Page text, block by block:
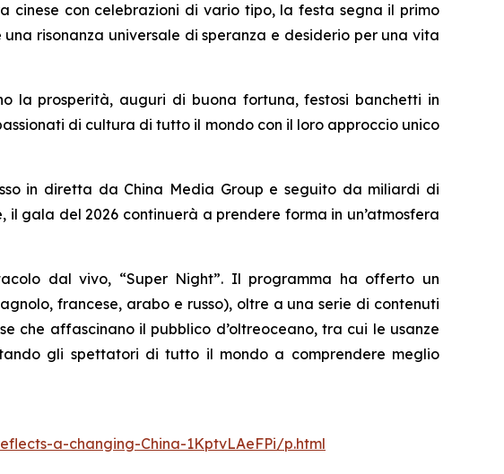
cinese con celebrazioni di vario tipo, la festa segna il primo
risonanza universale di speranza e desiderio per una vita
la prosperità, auguri di buona fortuna, festosi banchetti in
di cultura di tutto il mondo con il loro approccio unico
in diretta da China Media Group e seguito da miliardi di
gala del 2026 continuerà a prendere forma in un’atmosfera
dal vivo, “Super Night”. Il programma ha offerto un
francese, arabo e russo), oltre a una serie di contenuti
che affascinano il pubblico d’oltreoceano, tra cui le usanze
gli spettatori di tutto il mondo a comprendere meglio
a-changing-China-1KptvLAeFPi/p.html